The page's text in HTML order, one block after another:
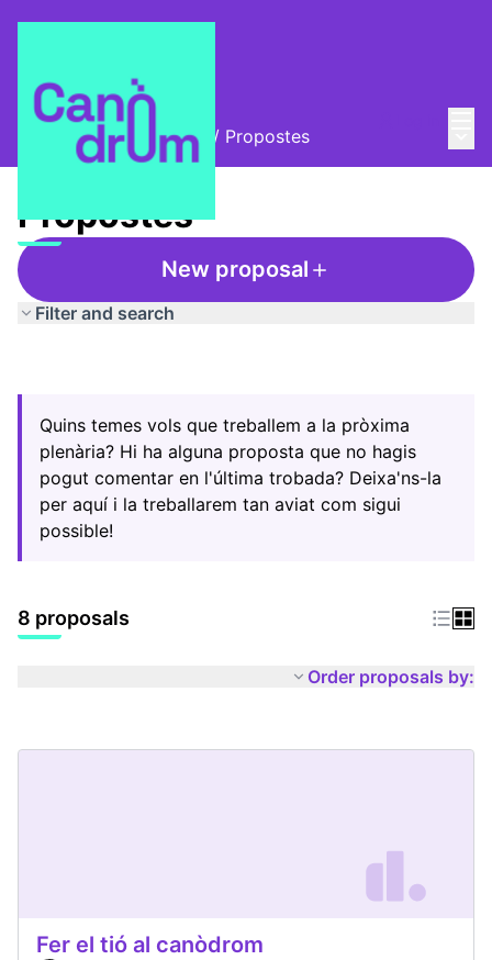
Trobades i assemblees / Propostes
Propostes
New proposal
Filter and search
Quins temes vols que treballem a la pròxima
plenària? Hi ha alguna proposta que no hagis
pogut comentar en l'última trobada? Deixa'ns-la
per aquí i la treballarem tan aviat com sigui
possible!
8 proposals
Order proposals by:
Fer el tió al canòdrom